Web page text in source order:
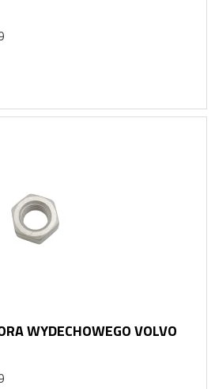
WYDECHOWEGO VOLVO